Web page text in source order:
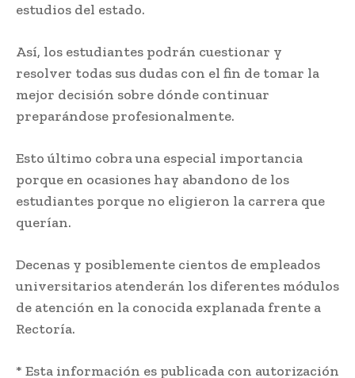
estudios del estado.
Así, los estudiantes podrán cuestionar y
resolver todas sus dudas con el fin de tomar la
mejor decisión sobre dónde continuar
preparándose profesionalmente.
Esto último cobra una especial importancia
porque en ocasiones hay abandono de los
estudiantes porque no eligieron la carrera que
querían.
Decenas y posiblemente cientos de empleados
universitarios atenderán los diferentes módulos
de atención en la conocida explanada frente a
Rectoría.
* Esta información es publicada con autorización